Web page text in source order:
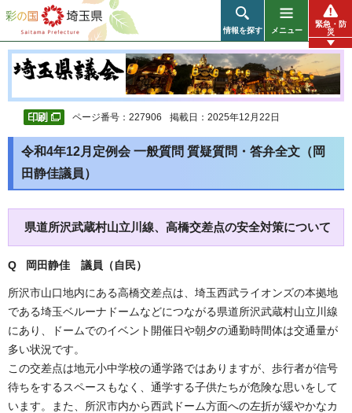
彩の国 埼玉県
情報を探す メニュー
緊急・防
災
ページ番号：227906 掲載日：2025年12月22日
令和4年12月定例会 一般質問 質疑質問・答弁全文（岡
田静佳議員）
県道所沢武蔵村山立川線、高橋交差点の安全対策について
Q 岡田静佳 議員（自民）
所沢市山口地内にある高橋交差点は、埼玉西武ライオンズの本拠地
である埼玉ベルーナドームなどにつながる県道所沢武蔵村山立川線
にあり、ドームでのイベント開催日や朝夕の通勤時間体は交通量が
多い状況です。
この交差点は地元小中学校の通学路ではありますが、歩行者が信号
待ちをするスペースもなく、通学する子供たちが危険な思いをして
います。また、所沢市内から西武ドーム方面への左折が緩やかなカ